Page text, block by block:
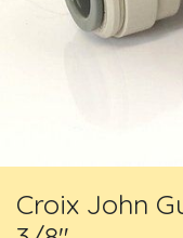
Croix John